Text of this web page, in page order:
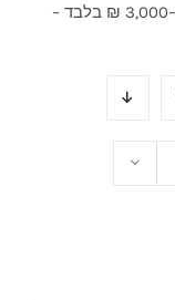
מלאה. עלות הדלק לעונה עומדת על 1,500–3,000 ₪ בלבד –